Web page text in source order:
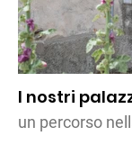
I nostri
un percorso